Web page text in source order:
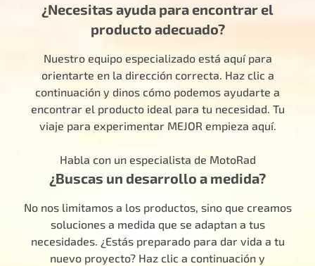
¿Necesitas ayuda para encontrar el
producto adecuado?
Nuestro equipo especializado está aquí para
orientarte en la dirección correcta. Haz clic a
continuación y dinos cómo podemos ayudarte a
encontrar el producto ideal para tu necesidad. Tu
viaje para experimentar MEJOR empieza aquí.
Habla con un especialista de MotoRad
¿Buscas un desarrollo a medida?
No nos limitamos a los productos, sino que creamos
soluciones a medida que se adaptan a tus
necesidades. ¿Estás preparado para dar vida a tu
nuevo proyecto? Haz clic a continuación y